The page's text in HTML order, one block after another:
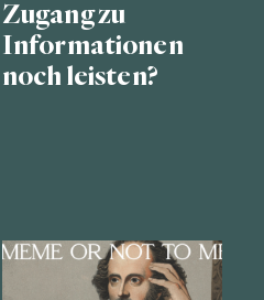
Zugang zu
Informationen
noch leisten?